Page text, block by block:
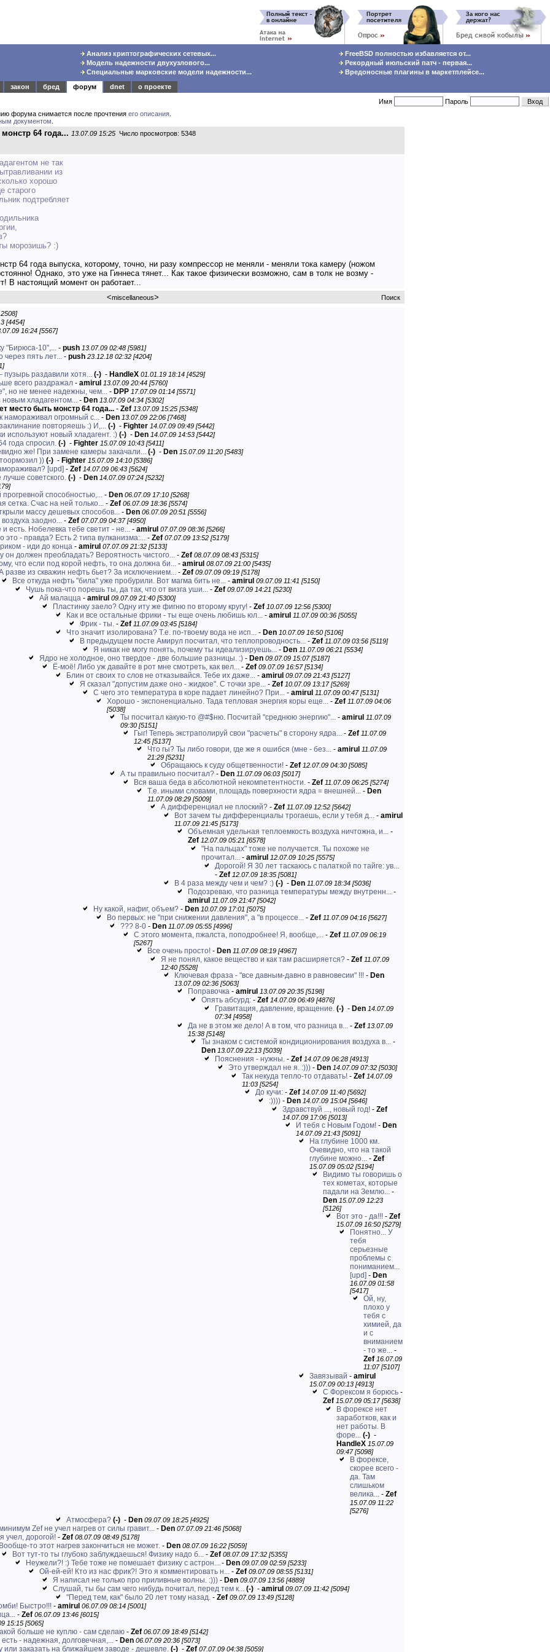
Анализ криптографических сетевых...
Модель надежности двухузлового...
Специальные марковские модели надежности...
FreeBSD полностью избавляется от...
Рекордный июльский патч - первая...
Вредоносные плагины в маркетплейсе...
закон бред форум dnet
о проекте
Имя Пароль
форума снимается после прочтения его описания
документом
64 года... 13.07.09 15:25 Число просмотров: 5348
не так
из
хорошо
старого
подтребляет
морозишь? :)
64 года выпуска, которому, точно, ни разу компрессор не меняли - меняли тока камеру (ножом
Однако, это уже на Гиннеса тянет... Как такое физически возможно, сам в толк не возму -
В настоящий момент он работает...
<miscellaneous> Поиск
[4454]
16:24 [5567]
"Бирюса-10",... - push 13.07.09 02:48 [5981]
пять лет... - push 23.12.18 02:32 [4204]
раздавили хотя... (-) - HandleX 01.01.19 18:14 [4529]
всего раздражал - amirul 13.07.09 20:44 [5760]
но не менее надежны, чем... - DPP 17.07.09 01:14 [5571]
хладагентом... - Den 13.07.09 04:34 [5302]
место быть монстр 64 года... - Zef 13.07.09 15:25 [5348]
намораживал огромный с... - Den 13.07.09 22:06 [7468]
повторяешь :) И,... (-) - Fighter 14.07.09 09:49 [5442]
используют новый хладагент. :) (-) - Den 14.07.09 14:53 [5442]
года спросил. (-) - Fighter 15.07.09 10:43 [5411]
же! При замене камеры закачали... (-) - Den 15.07.09 11:20 [5483]
)) (-) - Fighter 15.07.09 14:10 [5386]
[upd] - Zef 14.07.09 06:43 [5624]
советского. (-) - Den 14.07.09 07:24 [5232]
способностью,... - Den 06.07.09 17:10 [5268]
сетка. Счас на ней только... - Zef 06.07.09 18:36 [5574]
массу дешевых способов... - Den 06.07.09 20:51 [5556]
заодно... - Zef 07.07.09 04:37 [4950]
есть. Нобелевка тебе светит - не... - amirul 07.07.09 08:36 [5266]
это - правда? Есть 2 типа вулканизма:... - Zef 07.07.09 13:52 [5179]
- иди до конца - amirul 07.07.09 21:32 [5133]
он должен преобладать? Вероятность чистого... - Zef 08.07.09 08:43 [5315]
что если под корой нефть, то она должна би... - amirul 08.07.09 21:00 [5435]
разве из скважин нефть бьет? За исключением... - Zef 09.07.09 09:19 [5178]
Все откуда нефть "била" уже пробурили. Вот магма бить не... - amirul 09.07.09 11:41 [5150]
Чушь пока-что порешь ты, да так, что от визга уши... - Zef 09.07.09 14:21 [5230]
Ай малацца - amirul 09.07.09 21:40 [5300]
Пластинку заело? Одну иту же фигню по второму кругу! - Zef 10.07.09 12:56 [5300]
Как и все остальные фрики - ты еще очень любишь юл... - amirul 11.07.09 00:36 [5055]
Фрик - ты. - Zef 11.07.09 03:45 [5184]
Что значит изолирована? Т.е. по-твоему вода не исп... - Den 10.07.09 16:50 [5106]
В предыдущем посте Амирул посчитал, что теплопроводность... - Zef 11.07.09 03:56 [5119]
Я никак не могу понять, почему ты идеализируешь... - Den 11.07.09 06:21 [5534]
Ядро не холодное, оно твердое - две большие разницы. :) - Den 09.07.09 15:07 [5187]
Ё-моё! Либо уж давайте в рот мне смотреть, как вел... - Zef 09.07.09 16:57 [5134]
Блин от своих то слов не отказывайся. Тебе их даже... - amirul 09.07.09 21:43 [5127]
Я сказал "допустим даже оно - жидкое". С точки зре... - Zef 10.07.09 13:17 [5269]
С чего это температура в коре падает линейно? При... - amirul 11.07.09 00:47 [5131]
Хорошо - экспоненциально. Тада тепловая энергия коры еще... - Zef 11.07.09 04:06
[5038]
Ты посчитал какую-то @#$ню. Посчитай "среднюю энергию"... - amirul 11.07.09
09:30 [5151]
Гыг! Теперь экстраполируй свои "расчеты" в сторону ядра... - Zef 11.07.09
12:45 [5137]
Что гы? Ты либо говори, где же я ошибся (мне - без... - amirul 11.07.09
21:29 [5231]
Обращаюсь к суду общетвенности! - Zef 12.07.09 04:30 [5085]
А ты правильно посчитал? - Den 11.07.09 06:03 [5017]
Вся ваша беда в абсолютной некомпетентности. - Zef 11.07.09 06:25 [5274]
Т.е. иными словами, площадь поверхности ядра = внешней... - Den
11.07.09 08:29 [5009]
А дифференциал не плоский? - Zef 11.07.09 12:52 [5642]
Вот зачем ты дифференциалы трогаешь, если у тебя д... - amirul
11.07.09 21:45 [5173]
Объемная удельная теплоемкость воздуха ничтожна, и... -
Zef 12.07.09 05:21 [6578]
"На пальцах" тоже не получается. Ты похоже не
прочитал... - amirul 12.07.09 10:25 [5575]
Дорогой! Я 30 лет таскаюсь с палаткой по тайге: ув...
- Zef 12.07.09 18:35 [5081]
В 4 раза между чем и чем? :) (-) - Den 11.07.09 18:34 [5036]
Подозреваю, что разница температуры между внутренн... -
amirul 11.07.09 21:47 [5042]
Ну какой, нафиг, объем? - Den 10.07.09 17:01 [5075]
Во первых: не "при снижении давления", а "в процессе... - Zef 11.07.09 04:16 [5627]
??? 8-0 - Den 11.07.09 05:55 [4996]
С этого момента, пжалста, поподробнее! Я, вообще,... - Zef 11.07.09 06:19
[5267]
Все очень просто! - Den 11.07.09 08:19 [4967]
Я не понял, какое вещество и как там расширяется? - Zef 11.07.09
12:40 [5528]
Ключевая фраза - "все давным-давно в равновесии" !!! - Den
13.07.09 02:36 [5063]
Поправочка - amirul 13.07.09 20:35 [5198]
Опять абсурд: - Zef 14.07.09 06:49 [4876]
Гравитация, давление, вращение. (-) - Den 14.07.09
07:34 [4958]
Да не в этом же дело! А в том, что разница в... - Zef 13.07.09
15:38 [5148]
Ты знаком с системой кондиционирования воздуха в... -
Den 13.07.09 22:13 [5039]
Пояснения - нужны. - Zef 14.07.09 06:28 [4913]
Это утверждал не я. :))) - Den 14.07.09 07:32 [5030]
Так некуда тепло-то отдавать! - Zef 14.07.09
11:03 [5254]
До кучи: - Zef 14.07.09 11:40 [5692]
:)))) - Den 14.07.09 15:04 [5646]
Здравствуй ..., новый год! - Zef
14.07.09 17:06 [5013]
И тебя с Новым Годом! - Den
14.07.09 21:43 [5091]
На глубине 1000 км.
Очевидно, что на такой
глубине можно... - Zef
15.07.09 05:02 [5194]
Видимо ты говоришь о
тех кометах, которые
падали на Землю... -
Den 15.07.09 12:23
[5126]
Вот это - да!!! - Zef
15.07.09 16:50 [5279]
Понятно... У
тебя
серьезные
проблемы с
пониманием...
[upd] - Den
16.07.09 01:58
[5417]
Ой, ну,
плохо у
тебя с
химией, да
и с
вниманием
- то же... -
Zef 16.07.09
11:07 [5107]
Завязывай - amirul
15.07.09 00:13 [4913]
С Форексом я борюсь -
Zef 15.07.09 05:17 [5638]
В форексе нет
заработков, как и
нет работы. В
форе... (-) -
HandleX 15.07.09
09:47 [5098]
В форексе,
скорее всего -
да. Там
слишьком
велика... - Zef
15.07.09 11:22
[5276]
Атмосфера? (-) - Den 09.07.09 18:25 [4925]
Zef не учел нагрев от силы гравит... - Den 07.07.09 21:46 [5068]
учел, дорогой! - Zef 08.07.09 08:49 [5178]
Вообще-то этот нагрев закончиться не может. - Den 08.07.09 16:22 [5059]
Вот тут-то ты глубоко заблуждаешься! Физику надо б... - Zef 08.07.09 17:32 [5355]
Неужели?! :) Тебе тоже не помешает физику с астрон... - Den 09.07.09 02:59 [5233]
Ой-ей-ей! Кто из нас фрик?! Это я комментировать н... - Zef 09.07.09 08:55 [5131]
Я написал не только про приливные волны. :))) - Den 09.07.09 13:56 [4889]
Слушай, ты бы сам чего нибудь почитал, перед тем к... (-) - amirul 09.07.09 11:42 [5094]
"Перед тем, как" было 20 лет тому назад. - Zef 09.07.09 13:49 [5128]
Быстро!!! - amirul 06.07.09 08:14 [5001]
- Zef 06.07.09 13:46 [6015]
15:15 [5065]
больше не куплю - сам сделаю - Zef 06.07.09 18:49 [5142]
- надежная, долговечная,... - Den 06.07.09 20:36 [5073]
или заказать на ближайшем заводе - дешевле. (-) - Zef 07.07.09 04:38 [5059]